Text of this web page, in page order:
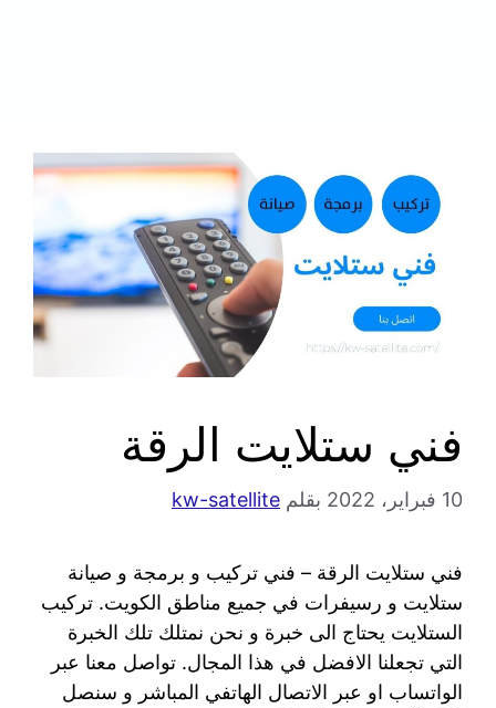
فني ستلايت الرقة
10 فبراير، 2022 بقلم kw-satellite
فني ستلايت الرقة – فني تركيب و برمجة و صيانة
ستلايت و رسيفرات في جميع مناطق الكويت. تركيب
الستلايت يحتاج الى خبرة و نحن نمتلك تلك الخبرة
التي تجعلنا الافضل في هذا المجال. تواصل معنا عبر
الواتساب او عبر الاتصال الهاتفي المباشر و سنصل